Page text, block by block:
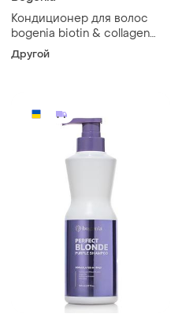
Кондиционер для волос
bogenia biotin & collagen
500 мл
Другой